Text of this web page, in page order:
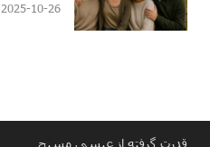
2025-10-26
قدرت گرفته از عیسی مسیح